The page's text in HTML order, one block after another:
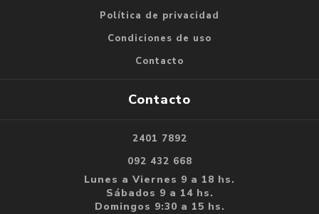
Política de privacidad
Condiciones de uso
Contacto
Contacto
2401 7892
092 432 668
Lunes a Viernes 9 a 18 hs.
Sábados 9 a 14 hs.
Domingos 9:30 a 15 hs.